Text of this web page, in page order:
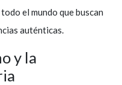
el mundo que buscan
auténticas.
y la